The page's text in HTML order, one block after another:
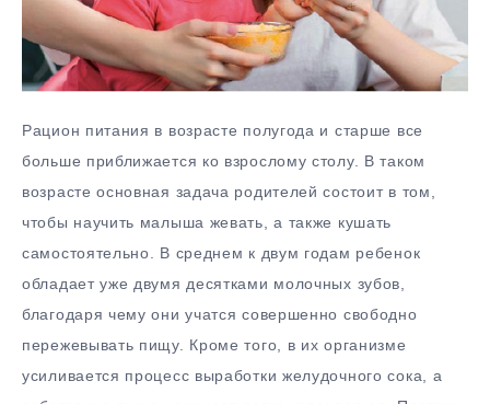
Рацион питания в возрасте полугода и старше все
больше приближается ко взрослому столу. В таком
возрасте основная задача родителей состоит в том,
чтобы научить малыша жевать, а также кушать
самостоятельно. В среднем к двум годам ребенок
обладает уже двумя десятками молочных зубов,
благодаря чему они учатся совершенно свободно
пережевывать пищу. Кроме того, в их организме
усиливается процесс выработки желудочного сока, а